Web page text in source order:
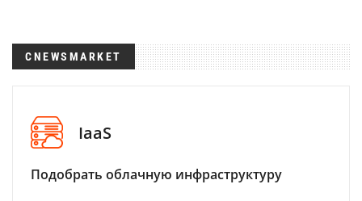
CNEWSMARKET
IaaS
Подобрать облачную инфраструктуру